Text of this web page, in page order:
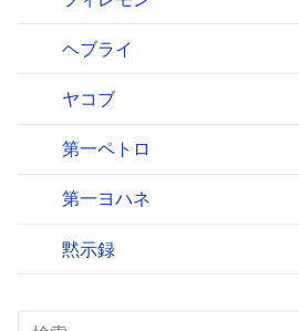
ヘブライ
ヤコブ
第一ペトロ
第一ヨハネ
黙示録